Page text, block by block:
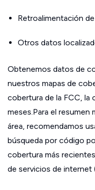
Retroalimentación
Otros datos
Obtenemos datos de
nuestros mapas de
cobertura de la FCC, la
meses.Para el
área, recomendamos
búsqueda por código
cobertura más
de servicios de internet